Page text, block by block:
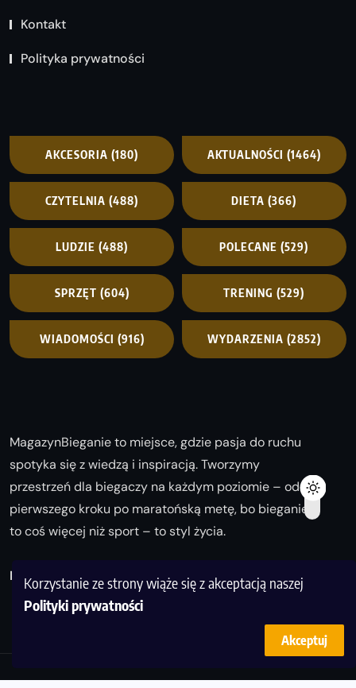
Korzystanie ze strony wiąże się z akceptacją naszej
Polityki prywatności
Akceptuj
Kontakt
Polityka prywatności
AKCESORIA (180) AKTUALNOŚCI (1464)
CZYTELNIA (488) DIETA (366)
LUDZIE (488) POLECANE (529)
SPRZĘT (604) TRENING (529)
WIADOMOŚCI (916) WYDARZENIA (2852)
MagazynBieganie to miejsce, gdzie pasja do ruchu
spotyka się z wiedzą i inspiracją. Tworzymy
przestrzeń dla biegaczy na każdym poziomie – od
pierwszego kroku po maratońską metę, bo bieganie
to coś więcej niż sport – to styl życia.
Biegaj z nami i odkrywaj swoją najlepszą wersję!